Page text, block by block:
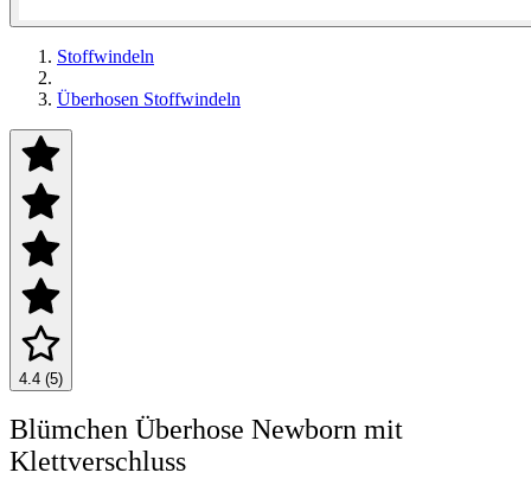
Stoffwindeln
Überhosen Stoffwindeln
4.4 (5)
Blümchen Überhose Newborn mit
Klettverschluss